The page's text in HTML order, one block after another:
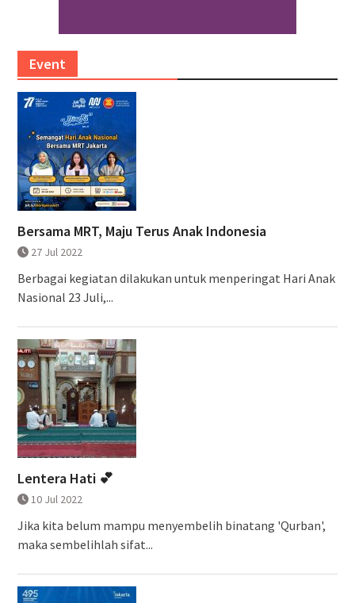
Event
Bersama MRT, Maju Terus Anak Indonesia
27 Jul 2022
Berbagai kegiatan dilakukan untuk menperingat Hari Anak
Nasional 23 Juli,...
Lentera Hati 💕
10 Jul 2022
Jika kita belum mampu menyembelih binatang 'Qurban',
maka sembelihlah sifat...